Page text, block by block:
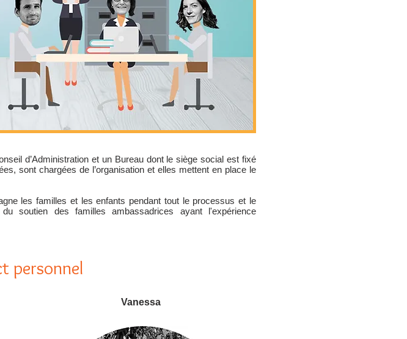
d’Administration et un Bureau dont le siège social est fixé
sont chargées de l’organisation et elles mettent en place le
les familles et les enfants pendant tout le processus et le
soutien des familles ambassadrices ayant l'expérience
personnel
Vanessa